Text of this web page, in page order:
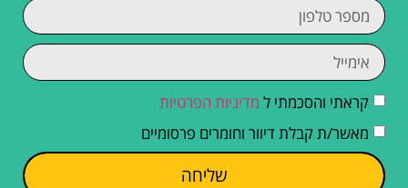
קראתי והסכמתי ל מדיניות הפרטיות
מאשר/ת קבלת דיוור וחומרים פרסומיים
שליחה